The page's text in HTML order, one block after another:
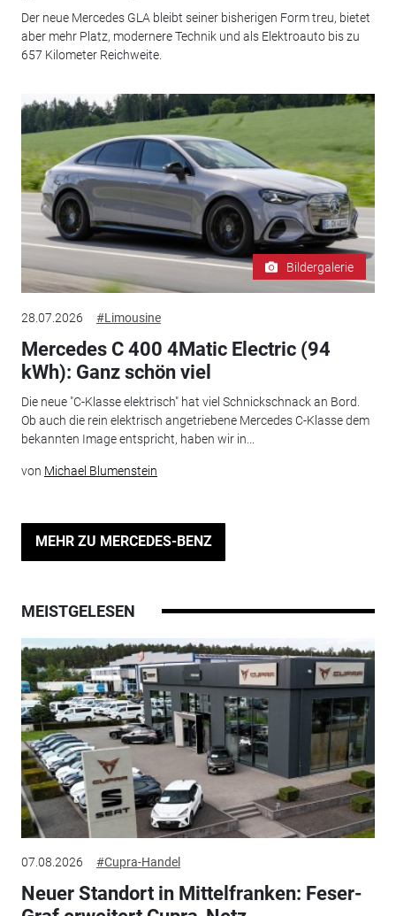
Der neue Mercedes GLA bleibt seiner bisherigen Form treu, bietet
aber mehr Platz, modernere Technik und als Elektroauto bis zu
657 Kilometer Reichweite.
Bildergalerie
28.07.2026 #Limousine
Mercedes C 400 4Matic Electric (94
kWh): Ganz schön viel
Die neue "C-Klasse elektrisch" hat viel Schnickschnack an Bord.
Ob auch die rein elektrisch angetriebene Mercedes C-Klasse dem
bekannten Image entspricht, haben wir in...
von Michael Blumenstein
MEHR ZU MERCEDES-BENZ
MEISTGELESEN
07.08.2026 #Cupra-Handel
Neuer Standort in Mittelfranken: Feser-